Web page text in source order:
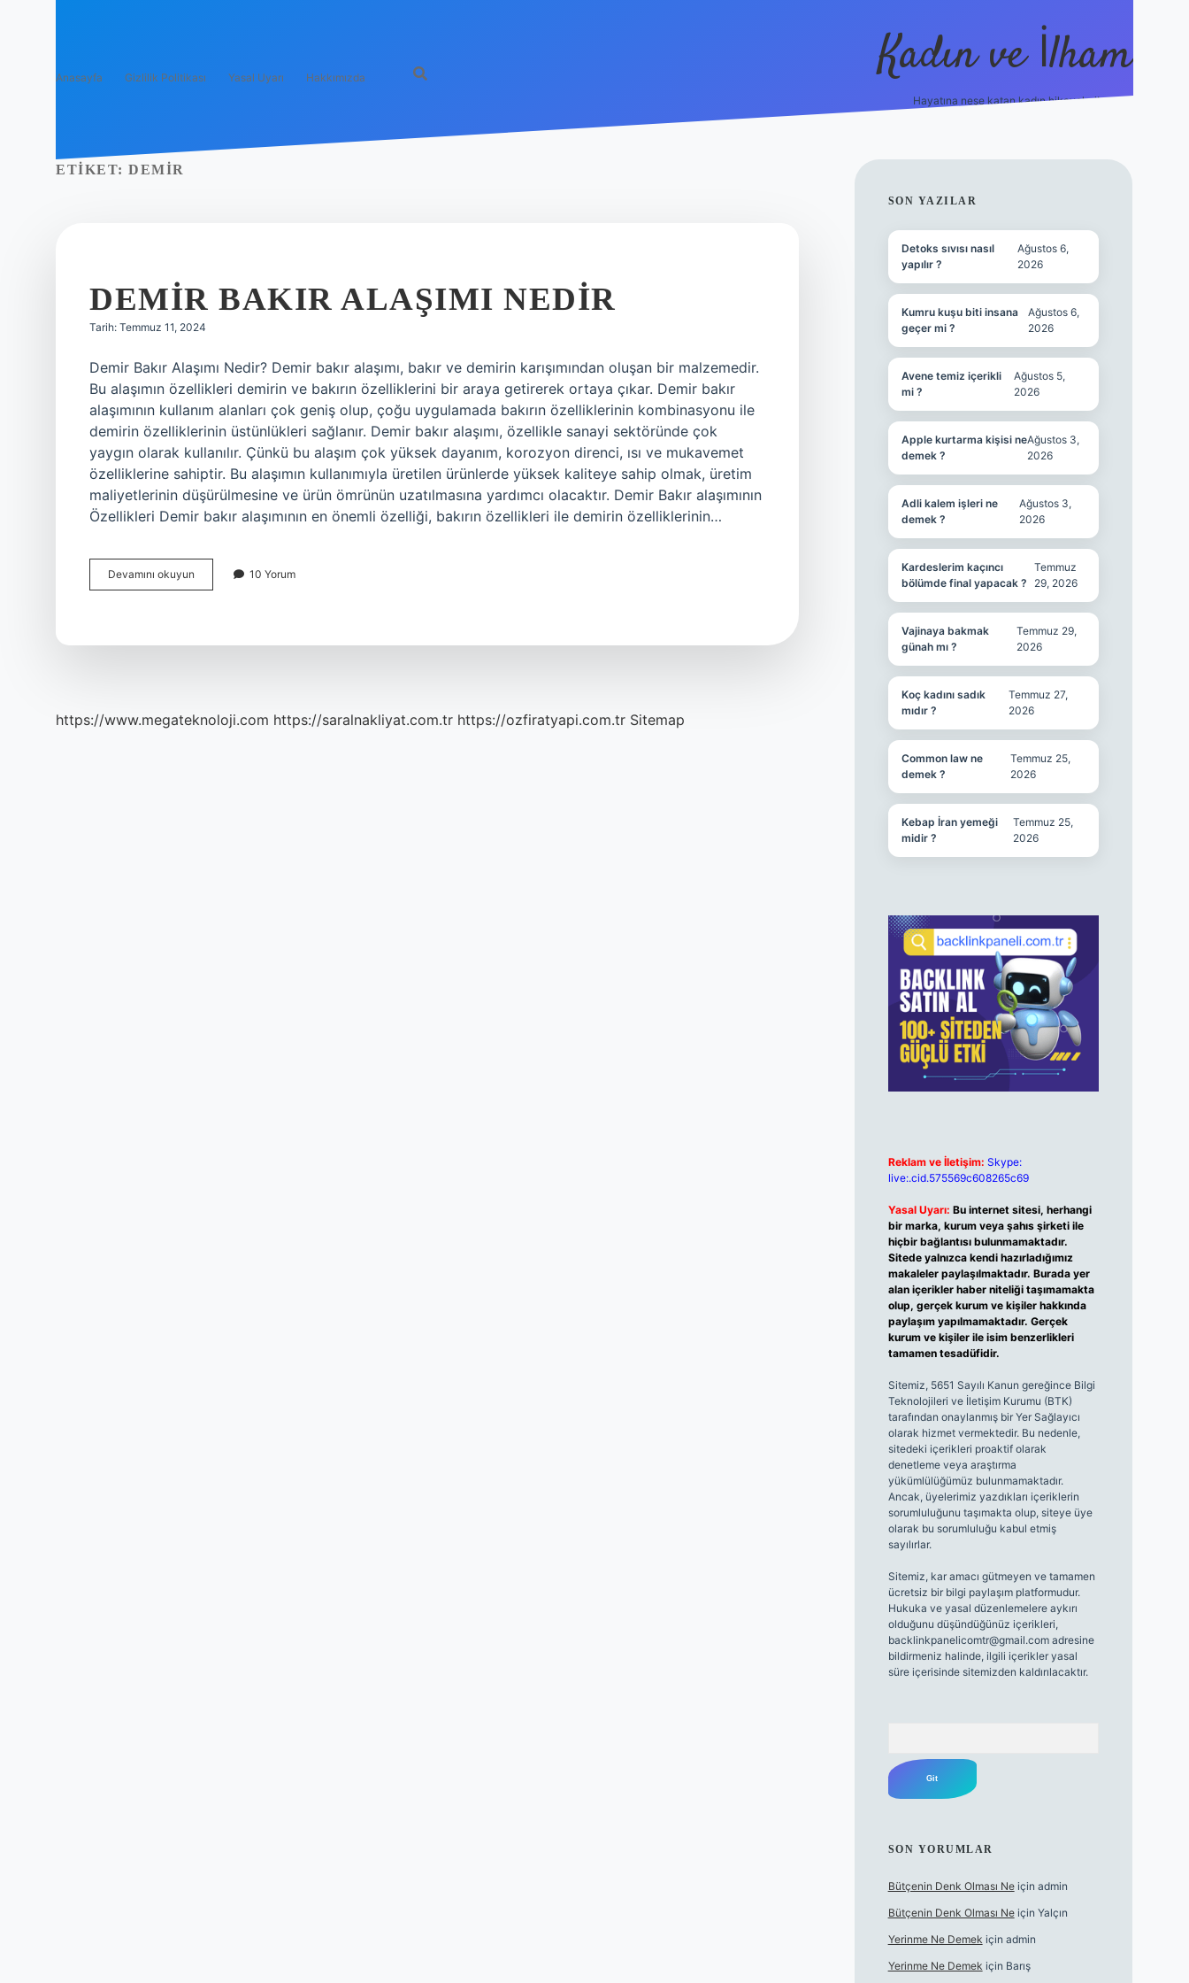
Anasayfa Gizlilik Politikası Yasal Uyarı Hakkımızda Kadın ve İlham
Hayatına neşe katan kadın hikayeleri!
ETIKET: DEMIR
DEMIR BAKIR ALAŞIMI NEDIR
Tarih: Temmuz 11, 2024
Demir Bakır Alaşımı Nedir? Demir bakır alaşımı, bakır ve demirin karışımından oluşan bir malzemedir.
Bu alaşımın özellikleri demirin ve bakırın özelliklerini bir araya getirerek ortaya çıkar. Demir bakır
alaşımının kullanım alanları çok geniş olup, çoğu uygulamada bakırın özelliklerinin kombinasyonu ile
demirin özelliklerinin üstünlükleri sağlanır. Demir bakır alaşımı, özellikle sanayi sektöründe çok
yaygın olarak kullanılır. Çünkü bu alaşım çok yüksek dayanım, korozyon direnci, ısı ve mukavemet
özelliklerine sahiptir. Bu alaşımın kullanımıyla üretilen ürünlerde yüksek kaliteye sahip olmak, üretim
maliyetlerinin düşürülmesine ve ürün ömrünün uzatılmasına yardımcı olacaktır. Demir Bakır alaşımının
Özellikleri Demir bakır alaşımının en önemli özelliği, bakırın özellikleri ile demirin özelliklerinin…
Devamını okuyun
bakır
10 Yorum
https://www.megateknoloji.com https://saralnakliyat.com.tr https://ozfiratyapi.com.tr Sitemap
SIDEBAR
SON YAZILAR
Detoks sıvısı nasıl
yapılır ?
Ağustos 6,
2026
Kumru kuşu biti insana
geçer mi ?
Ağustos 6,
2026
Avene temiz içerikli
mi ?
Ağustos 5,
2026
Apple kurtarma kişisi ne
demek ?
Ağustos 3,
2026
Adli kalem işleri ne
demek ?
Ağustos 3,
2026
Kardeslerim kaçıncı
bölümde final yapacak ?
Temmuz
29, 2026
Vajinaya bakmak
günah mı ?
Temmuz 29,
2026
Koç kadını sadık
mıdır ?
Temmuz 27,
2026
Common law ne
demek ?
Temmuz 25,
2026
Kebap İran yemeği
midir ?
Temmuz 25,
2026
Reklam ve İletişim: Skype:
live:.cid.575569c608265c69
Yasal Uyarı: Bu internet sitesi, herhangi
bir marka, kurum veya şahıs şirketi ile
hiçbir bağlantısı bulunmamaktadır.
Sitede yalnızca kendi hazırladığımız
makaleler paylaşılmaktadır. Burada yer
alan içerikler haber niteliği taşımamakta
olup, gerçek kurum ve kişiler hakkında
paylaşım yapılmamaktadır. Gerçek
kurum ve kişiler ile isim benzerlikleri
tamamen tesadüfidir.
Sitemiz, 5651 Sayılı Kanun gereğince Bilgi
Teknolojileri ve İletişim Kurumu (BTK)
tarafından onaylanmış bir Yer Sağlayıcı
olarak hizmet vermektedir. Bu nedenle,
sitedeki içerikleri proaktif olarak
denetleme veya araştırma
yükümlülüğümüz bulunmamaktadır.
Ancak, üyelerimiz yazdıkları içeriklerin
sorumluluğunu taşımakta olup, siteye üye
olarak bu sorumluluğu kabul etmiş
sayılırlar.
Sitemiz, kar amacı gütmeyen ve tamamen
ücretsiz bir bilgi paylaşım platformudur.
Hukuka ve yasal düzenlemelere aykırı
olduğunu düşündüğünüz içerikleri,
backlinkpanelicomtr@gmail.comadresine
bildirmeniz halinde, ilgili içerikler yasal
süre içerisinde sitemizden kaldırılacaktır.
SON YORUMLAR
Bütçenin Denk Olması Neiçin admin
Bütçenin Denk Olması Neiçin Yalçın
Yerinme Ne Demek için admin
Yerinme Ne Demek için Barış
ilbet https://